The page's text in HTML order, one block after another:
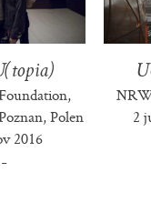
Polen
2016
2